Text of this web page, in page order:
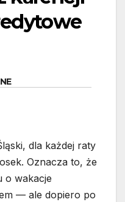
dla każdej raty
Oznacza to, że
o wakacje
— ale dopiero po